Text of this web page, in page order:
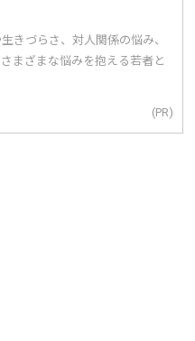
きづらさ、対人関係の悩み、
まざまな悩みを抱える若者と
(PR)